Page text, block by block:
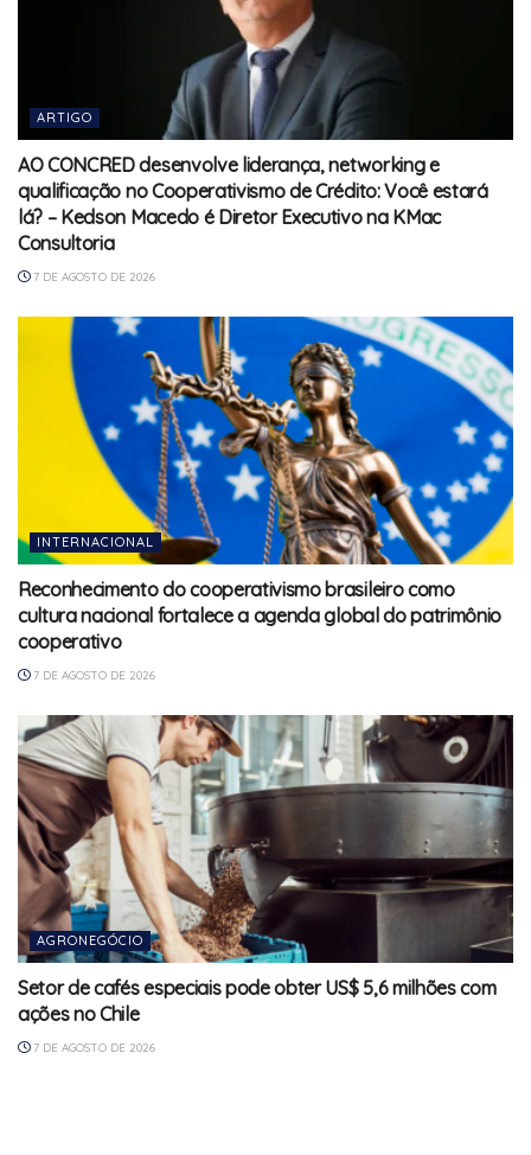
ARTIGO
AO CONCRED desenvolve liderança, networking e
qualificação no Cooperativismo de Crédito: Você estará
lá? – Kedson Macedo é Diretor Executivo na KMac
Consultoria
7 DE AGOSTO DE 2026
INTERNACIONAL
Reconhecimento do cooperativismo brasileiro como
cultura nacional fortalece a agenda global do patrimônio
cooperativo
7 DE AGOSTO DE 2026
AGRONEGÓCIO
Setor de cafés especiais pode obter US$ 5,6 milhões com
ações no Chile
7 DE AGOSTO DE 2026